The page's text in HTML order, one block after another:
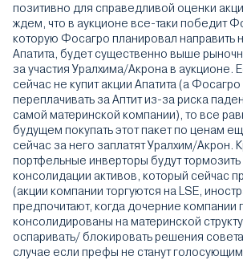
позитивно для справедливой оценки
ждем, что в аукционе все-таки победит
которую Фосагро планировал направить
Апатита, будет существенно выше
за участия Уралхима/Акрона в аукционе.
сейчас не купит акции Апатита (а Фосагро
переплачивать за Аптит из-за риска
самой материнской компании), то все
будущем покупать этот пакет по ценам
сейчас за него заплатят Уралхим/Акрон.
портфельные инверторы будут
консолидации активов, который сейчас
(акции компании торгуются на LSE,
предпочитают, когда дочерние компании
консолидированы на материнской
оспаривать/ блокировать решения
случае если префы не станут